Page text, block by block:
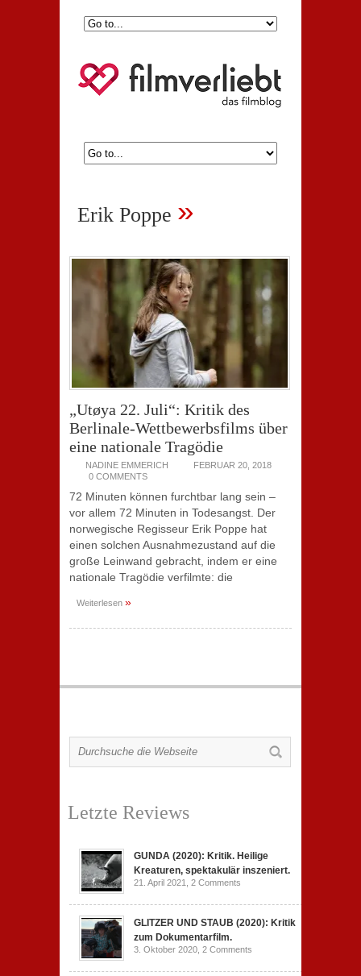
Erik Poppe »
„Utøya 22. Juli“: Kritik des
Berlinale-Wettbewerbsfilms über
eine nationale Tragödie
NADINE EMMERICH
FEBRUAR 20, 2018
0 COMMENTS
72 Minuten können furchtbar lang sein –
vor allem 72 Minuten in Todesangst. Der
norwegische Regisseur Erik Poppe hat
einen solchen Ausnahmezustand auf die
große Leinwand gebracht, indem er eine
nationale Tragödie verfilmte: die
Weiterlesen »
Letzte Reviews
GUNDA (2020): Kritik. Heilige
Kreaturen, spektakulär inszeniert.
21. April 2021, 2 Comments
GLITZER UND STAUB (2020): Kritik
zum Dokumentarfilm.
3. Oktober 2020, 2 Comments